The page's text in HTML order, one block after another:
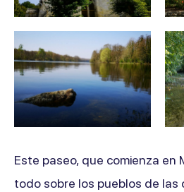
Este paseo, que comienza en
todo sobre los pueblos de las